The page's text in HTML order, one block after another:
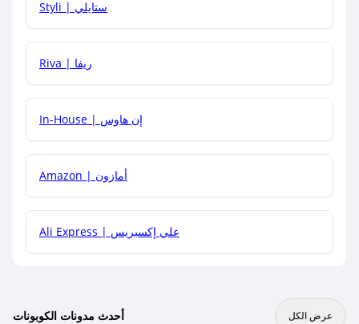
هل يمكنني جمع كود خصم مع العروض الأخرى؟
Styli | ستايلي
Riva | ريفا
In-House | إن هاوس
Amazon | أمازون
Ali Express | علي إكسبريس
أحدث مدونات الكوبونات عرض الكل